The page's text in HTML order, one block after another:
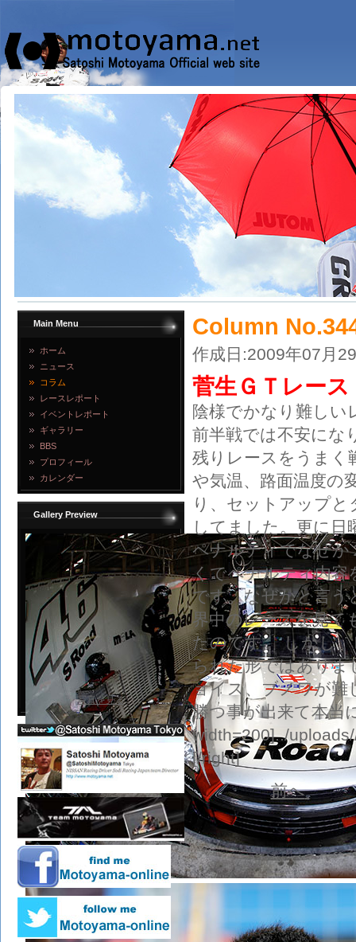
Main Menu
ホーム
ニュース
コラム
レースレポート
イベントレポート
ギャラリー
BBS
プロフィール
カレンダー
Gallery Preview
写真を見る
Column
作成日:2009年07月
菅生ＧＴレース
陰様でかなり難しい
前半戦では不安にな
残りレースをうまく
や気温、路面温度の
り、セットアップ
してました。更に
ペナルティでなぜか
くでペナルティ内容
です。なぜかと言う
界中のレースを見て
たのです。 しかし
られた形ではありま
ョイス、ブノワが難
勝つ事が出来て本当
width=200]../
[/right]
前へ